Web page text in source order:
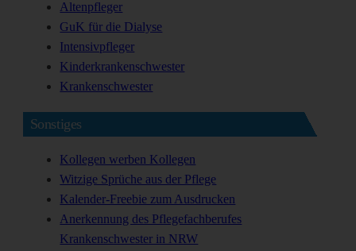
Altenpfleger
GuK für die Dialyse
Intensivpfleger
Kinderkrankenschwester
Krankenschwester
Sonstiges
Kollegen werben Kollegen
Witzige Sprüche aus der Pflege
Kalender-Freebie zum Ausdrucken
Anerkennung des Pflegefachberufes
Krankenschwester in NRW